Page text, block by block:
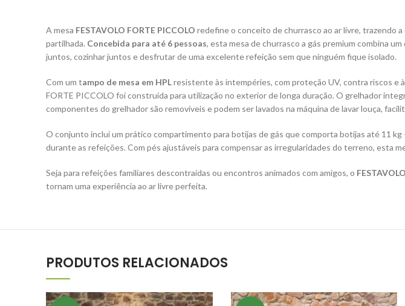
A mesa FESTAVOLO FORTE PICCOLO redefine o conceito de churrasco ao ar livre, trazendo
partilhada. Concebida para até 6 pessoas, esta mesa de churrasco a gás premium combina
juntos, cozinhar juntos e desfrutar de uma excelente refeição sem que ninguém fique isolado.
Com um tampo de mesa em HPLresistente às intempéries, com proteção UV, contra riscos e à
FORTE PICCOLO foi construída para utilização no exterior de longa duração. O grelhador
componentes do grelhador são removíveis e podem ser lavados na máquina de lavar louça,
O conjunto inclui um prático compartimento para botijas de gás que comporta botijas até 11
durante as refeições. Com pés ajustáveis ​​para compensar as irregularidades do terreno, esta
Seja para refeições familiares descontraídas ou encontros animados com amigos, o
tornam uma experiência ao ar livre perfeita.
PRODUTOS RELACIONADOS